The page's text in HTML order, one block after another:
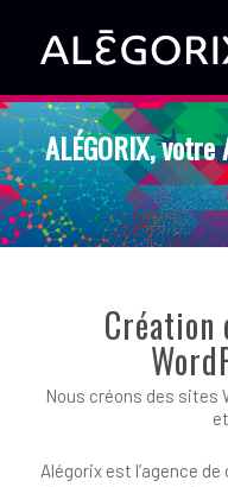
ALÉGORIX,
Nous créons des sites
Alégorix est l’agence